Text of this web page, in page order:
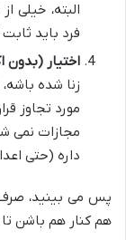
البته، خیلی
فرد باید
اختیار (بدون
زنا شده باشه،
مورد تجاوز
مجازات نمی
داره (حتی
پس می بینید،
هم کنار هم باشن تا